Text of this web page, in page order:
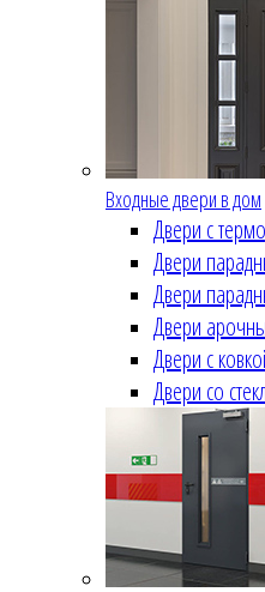
Входные двери в дом
Двери с
Двери
Двери
Двери
Двери с
Двери со